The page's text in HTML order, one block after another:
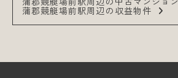
蒲郡競艇場前駅周辺の収益物件